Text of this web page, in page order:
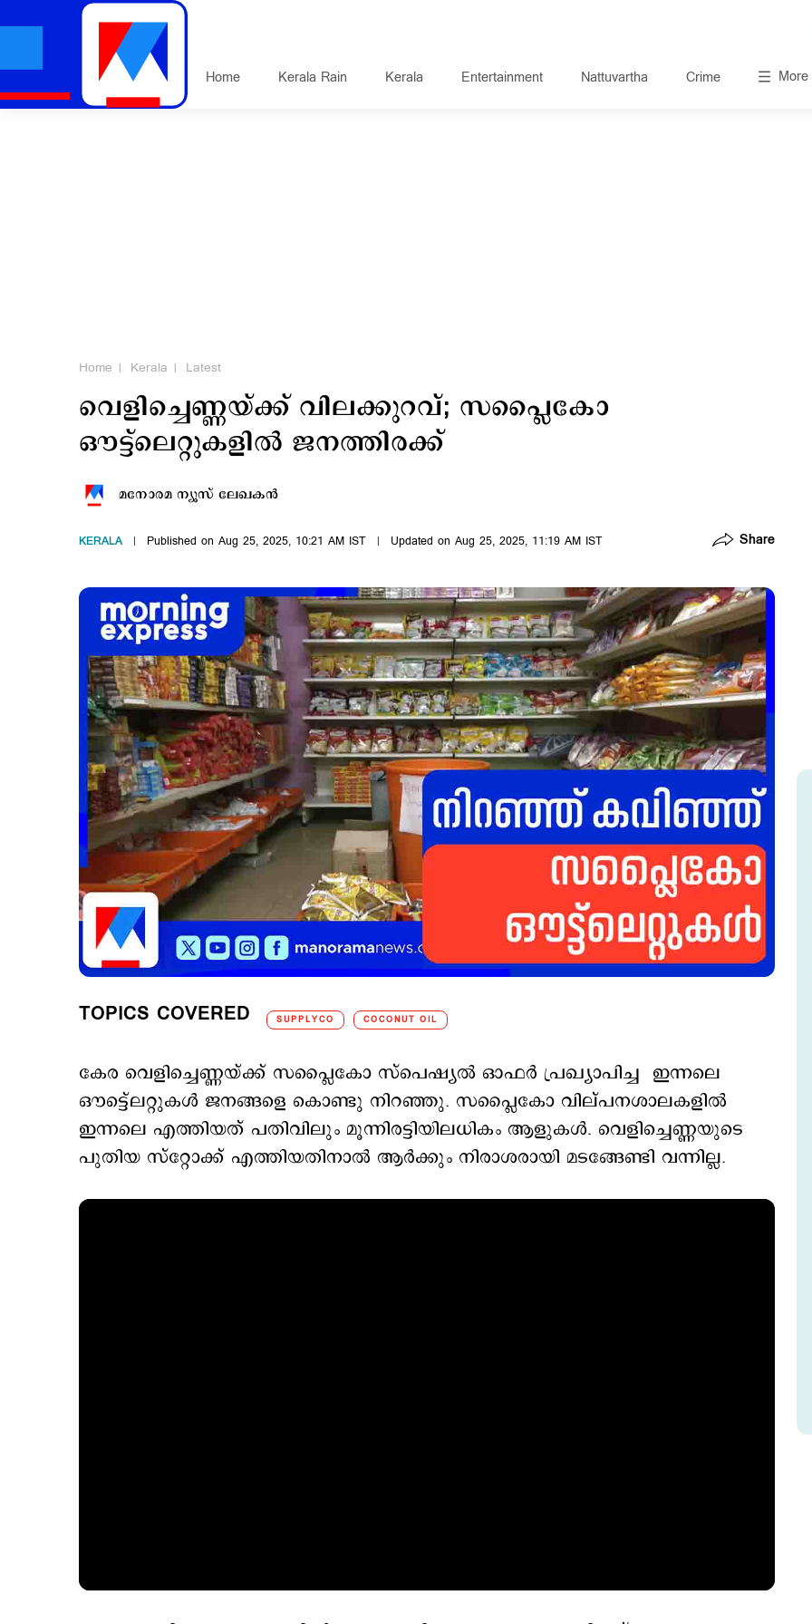
Home Kerala Rain Kerala Entertainment Nattuvartha Crime More
Home Kerala Latest
വെളിച്ചെണ്ണയ്ക്ക് വിലക്കുറവ്; സപ്ലൈകോ
ഔട്ട്‌ലെറ്റുകളിൽ ജനത്തിരക്ക്
മനോരമ ന്യൂസ് ലേഖകന്‍
KERALA Published on Aug 25, 2025, 10:21 AM IST Updated on Aug 25, 2025, 11:19 AM IST Share
TOPICS COVERED SUPPLYCO COCONUT OIL
കേര വെളിച്ചെണ്ണയ്ക്ക് സപ്ലൈകോ സ്പെഷ്യൽ ഓഫർ പ്രഖ്യാപിച്ച ഇന്നലെ
ഔട്ട്ലെറ്റുകൾ ജനങ്ങളെ കൊണ്ടു നിറഞ്ഞു. സപ്ലൈകോ വില്പനശാലകളിൽ
ഇന്നലെ എത്തിയത് പതിവിലും മൂന്നിരട്ടിയിലധികം ആളുകൾ. വെളിച്ചെണ്ണയുടെ
പുതിയ സ്റ്റോക്ക് എത്തിയതിനാൽ ആർക്കും നിരാശരായി മടങ്ങേണ്ടി വന്നില്ല.